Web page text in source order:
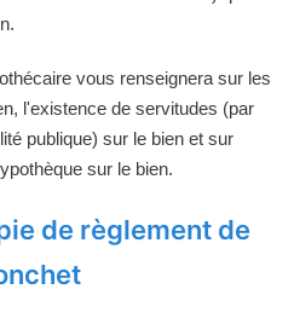
vous renseignera sur les
l'existence de servitudes (par
publique) sur le bien et sur
sur le bien.
de règlement de